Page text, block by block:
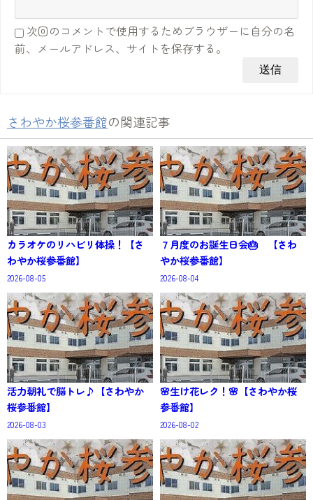
次回のコメントで使用するためブラウザーに自分の名
前、メールアドレス、サイトを保存する。
さわやか桜参番館の関連記事
カラオケのリハビリ体操！【さ
わやか桜参番館】
2026-08-05
７月度のお誕生日会🎂 【さわ
やか桜参番館】
2026-08-04
活力朝礼で脳トレ♪【さわやか
桜参番館】
2026-08-03
🌸生け花レク！🌸【さわやか桜
参番館】
2026-08-02